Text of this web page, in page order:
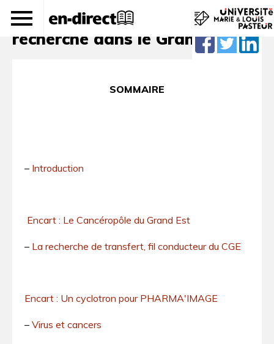
Le Cancéropôle fédère la
recherche dans le Grand Est
SOMMAIRE
– Introduction
Encart : Le Cancéropôle du Grand Est
– La recherche de transfert, fil conducteur du CGE
Encart : Un cyclotron pour PHARMA'IMAGE
– Virus et cancers